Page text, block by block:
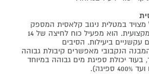
ה-2 WINBOT mini מצויד במטלית ניגוב קלאסית המספק
ביצועי ניקוי ברמה מקצועית. הוא מפעיל כוח לחיצה של 14
עקשניים ביעילות. הסיבים
הנקבובי מאפשרים קיבולת גבוהה
בעוד יכולת ספיגת מים גבוהה במיוחד